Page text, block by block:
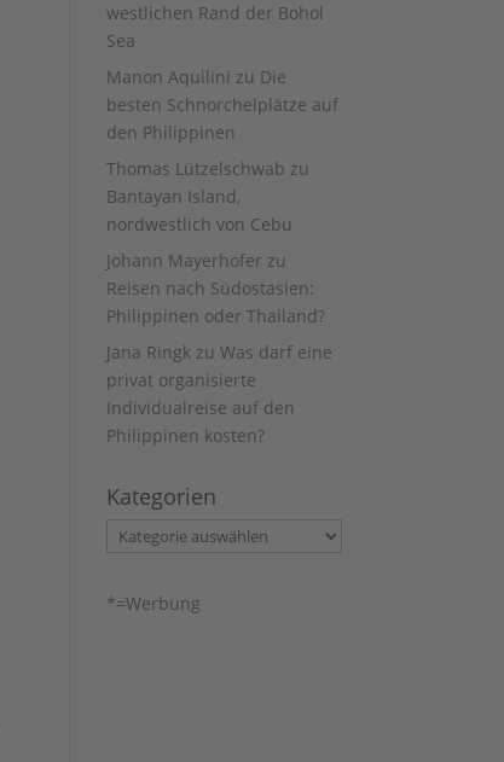
westlichen Rand der Bohol
Sea
Manon Aquilini zu Die
besten Schnorchelplätze auf
den Philippinen
Thomas Lützelschwab zu
Bantayan Island,
nordwestlich von Cebu
Johann Mayerhofer zu
Reisen nach Südostasien:
Philippinen oder Thailand?
Jana Ringk zuWas darf eine
privat organisierte
Individualreise auf den
Philippinen kosten?
Kategorien
Kategorien
*=Werbung